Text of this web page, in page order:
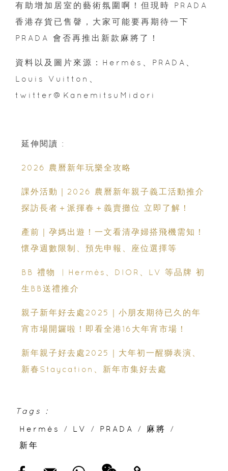
有助增加居室的藝術氛圍啊！但現時 PRADA
香港存貨已售韾，大家可能要再期待一下
PRADA 會否再推出新款麻將了！
資料以及圖片來源：Hermés、PRADA、
Louis Vuitton、
twitter@KanemitsuMidori
延伸閱讀 :
2026 農曆新年玩樂全攻略
課外活動｜2026 農曆新年親子義工活動推介
探訪長者＋派揮春＋義賣攤位 立即了解！
產前｜孕媽出遊！一文看清孕婦搭飛機需知！
懷孕週數限制、預先申報、座位選擇等
BB 禮物 ︳Hermès、DIOR、LV 等品牌 初
生BB送禮推介
親子新年好去處2025｜小朋友期待已久的年
宵市場開鑼啦！即看全港16大年宵市場！
新年親子好去處2025｜大年初一醒獅表演、
新春Staycation、新年市集好去處
Tags :
Hermés
/ LV / PRADA / 麻將
/
新年